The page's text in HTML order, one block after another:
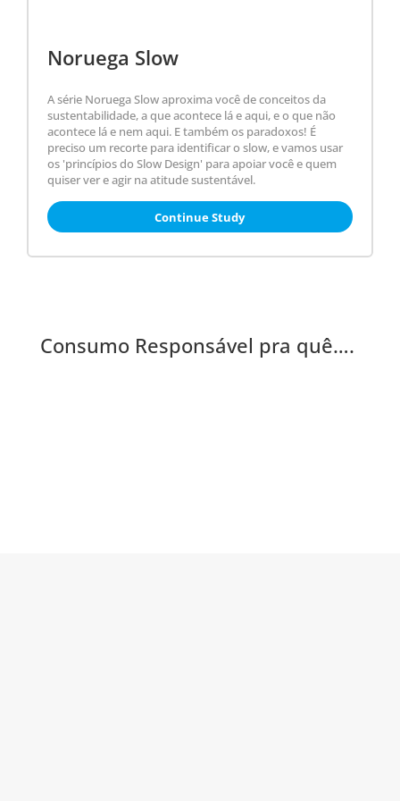
Noruega Slow
A série Noruega Slow aproxima você de conceitos da
sustentabilidade, a que acontece lá e aqui, e o que não
acontece lá e nem aqui. E também os paradoxos! É
preciso um recorte para identificar o slow, e vamos usar
os 'princípios do Slow Design' para apoiar você e quem
quiser ver e agir na atitude sustentável.
Continue Study
Consumo Responsável pra quê….